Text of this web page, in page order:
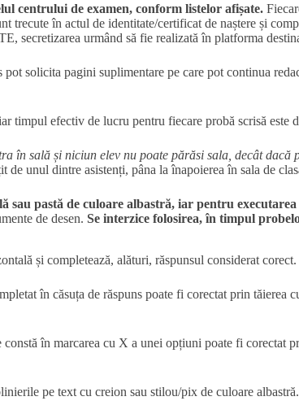
centrului de examen, conform listelor afișate.
trecute în actul de identitate/certificat de naștere și
urmând să fie realizată în platforma
solicita pagini suplimentare pe care pot continua
timpul efectiv de lucru pentru fiecare probă scrisă este
sală și niciun elev nu poate părăsi sala, decât dacă
de unul dintre asistenți, pâna la înapoierea în sala de
sau pastă de culoare albastră, iar pentru
de desen. Se interzice folosirea, în timpul
și completează, alături, răspunsul considerat corect.
în căsuța de răspuns poate fi corectat prin
constă în marcarea cu X a unei opțiuni poate fi
pe text cu creion sau stilou/pix de culoare